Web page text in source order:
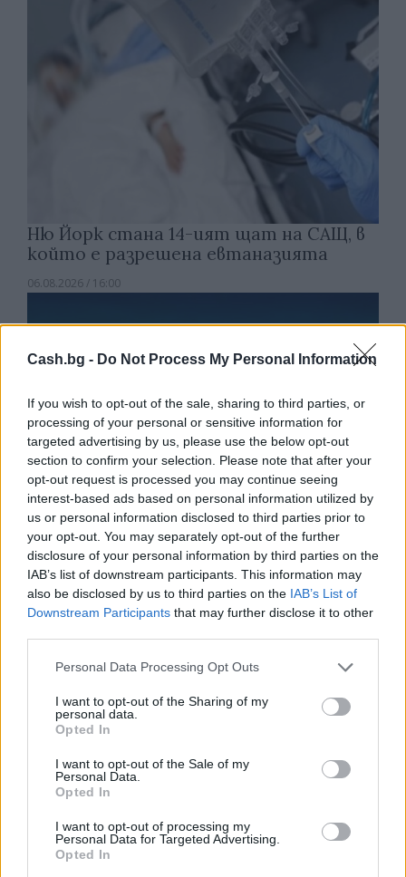
Cash.bg - Do Not Process My Personal Information
If you wish to opt-out of the sale, sharing to third parties, or
processing of your personal or sensitive information for
targeted advertising by us, please use the below opt-out
section to confirm your selection. Please note that after your
opt-out request is processed you may continue seeing
interest-based ads based on personal information utilized by
us or personal information disclosed to third parties prior to
your opt-out. You may separately opt-out of the further
disclosure of your personal information by third parties on the
IAB’s list of downstream participants. This information may
also be disclosed by us to third parties on the IAB’s List of
Downstream Participants that may further disclose it to other
Personal Data Processing Opt Outs
I want to opt-out of the Sharing of my
personal data.
Opted In
I want to opt-out of the Sale of my
Personal Data.
Opted In
I want to opt-out of processing my
Personal Data for Targeted Advertising.
Opted In
Ню Йорк стана 14-ият щат на САЩ, в
който е разрешена евтаназията
06.08.2026 / 16:00
Спадането на Дунав принуди Румъния
да възобнови работата на въглищна
електроцентрала
06.08.2026 / 15:30